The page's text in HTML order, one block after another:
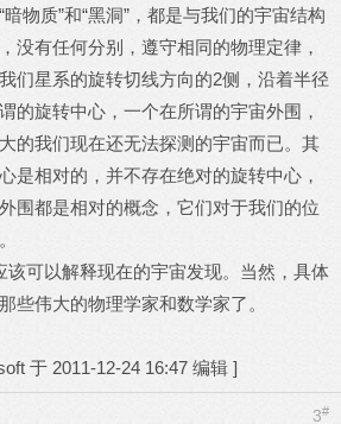
物质”和“黑洞”，都是与我们的宇宙结构
没有任何分别，遵守相同的物理定律，
们星系的旋转切线方向的2侧，沿着半径
的旋转中心，一个在所谓的宇宙外围，
的我们现在还无法探测的宇宙而已。其
是相对的，并不存在绝对的旋转中心，
围都是相对的概念，它们对于我们的位
该可以解释现在的宇宙发现。当然，具体
些伟大的物理学家和数学家了。
于 2011-12-24 16:47 编辑 ]
3#